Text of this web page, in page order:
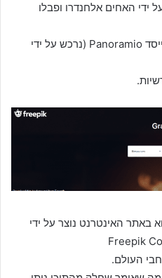
פריפיק נוסד בשנת 2010 על ידי האחים אלחנדרו ופבלו
יחד עם חברם חואקין קואנקה, מייסד Panoramio (נרכש על ידי
באתר האינטרנט נוצר על ידי
העולם.